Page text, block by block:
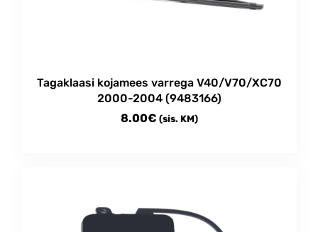
Tagaklaasi kojamees varrega V40/V70/XC70
2000-2004 (9483166)
8.00€ (sis. KM)